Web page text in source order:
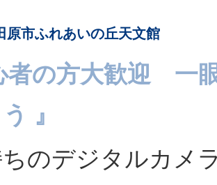
原市ふれあいの丘天文館
者の方大歓迎 一
』
のデジタルカメ